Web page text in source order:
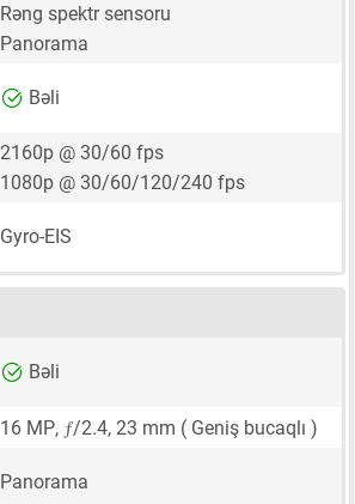
Rəng spektr sensoru
Panorama
Bəli
2160p @ 30/60 fps
1080p @ 30/60/120/240 fps
Gyro-EIS
Bəli
16 MP, ƒ/2.4, 23 mm ( Geniş bucaqlı )
Panorama